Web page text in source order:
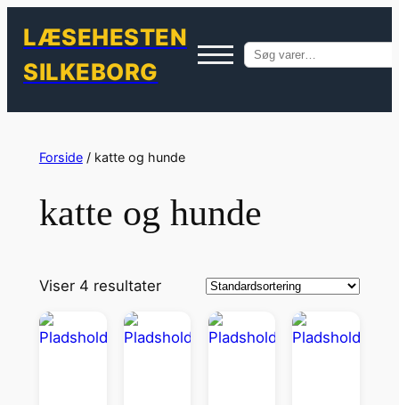
LÆSEHESTEN
SILKEBORG
Søg
indhold
Forside/ katte og hunde
katte og hunde
Viser 4 resultater